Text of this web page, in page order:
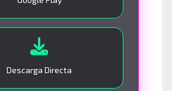
Descarga Directa